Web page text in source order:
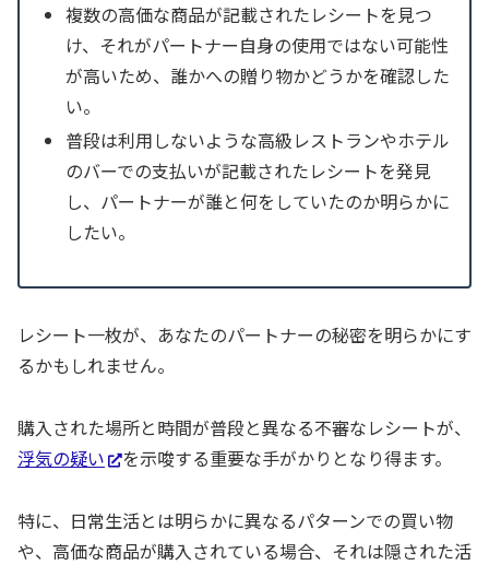
複数の高価な商品が記載されたレシートを見つ
け、それがパートナー自身の使用ではない可能性
が高いため、誰かへの贈り物かどうかを確認した
い。
普段は利用しないような高級レストランやホテル
のバーでの支払いが記載されたレシートを発見
し、パートナーが誰と何をしていたのか明らかに
したい。
レシート一枚が、あなたのパートナーの秘密を明らかにす
るかもしれません。
購入された場所と時間が普段と異なる不審なレシートが、
浮気の疑い
を示唆する重要な手がかりとなり得ます。
特に、日常生活とは明らかに異なるパターンでの買い物
や、高価な商品が購入されている場合、それは隠された活